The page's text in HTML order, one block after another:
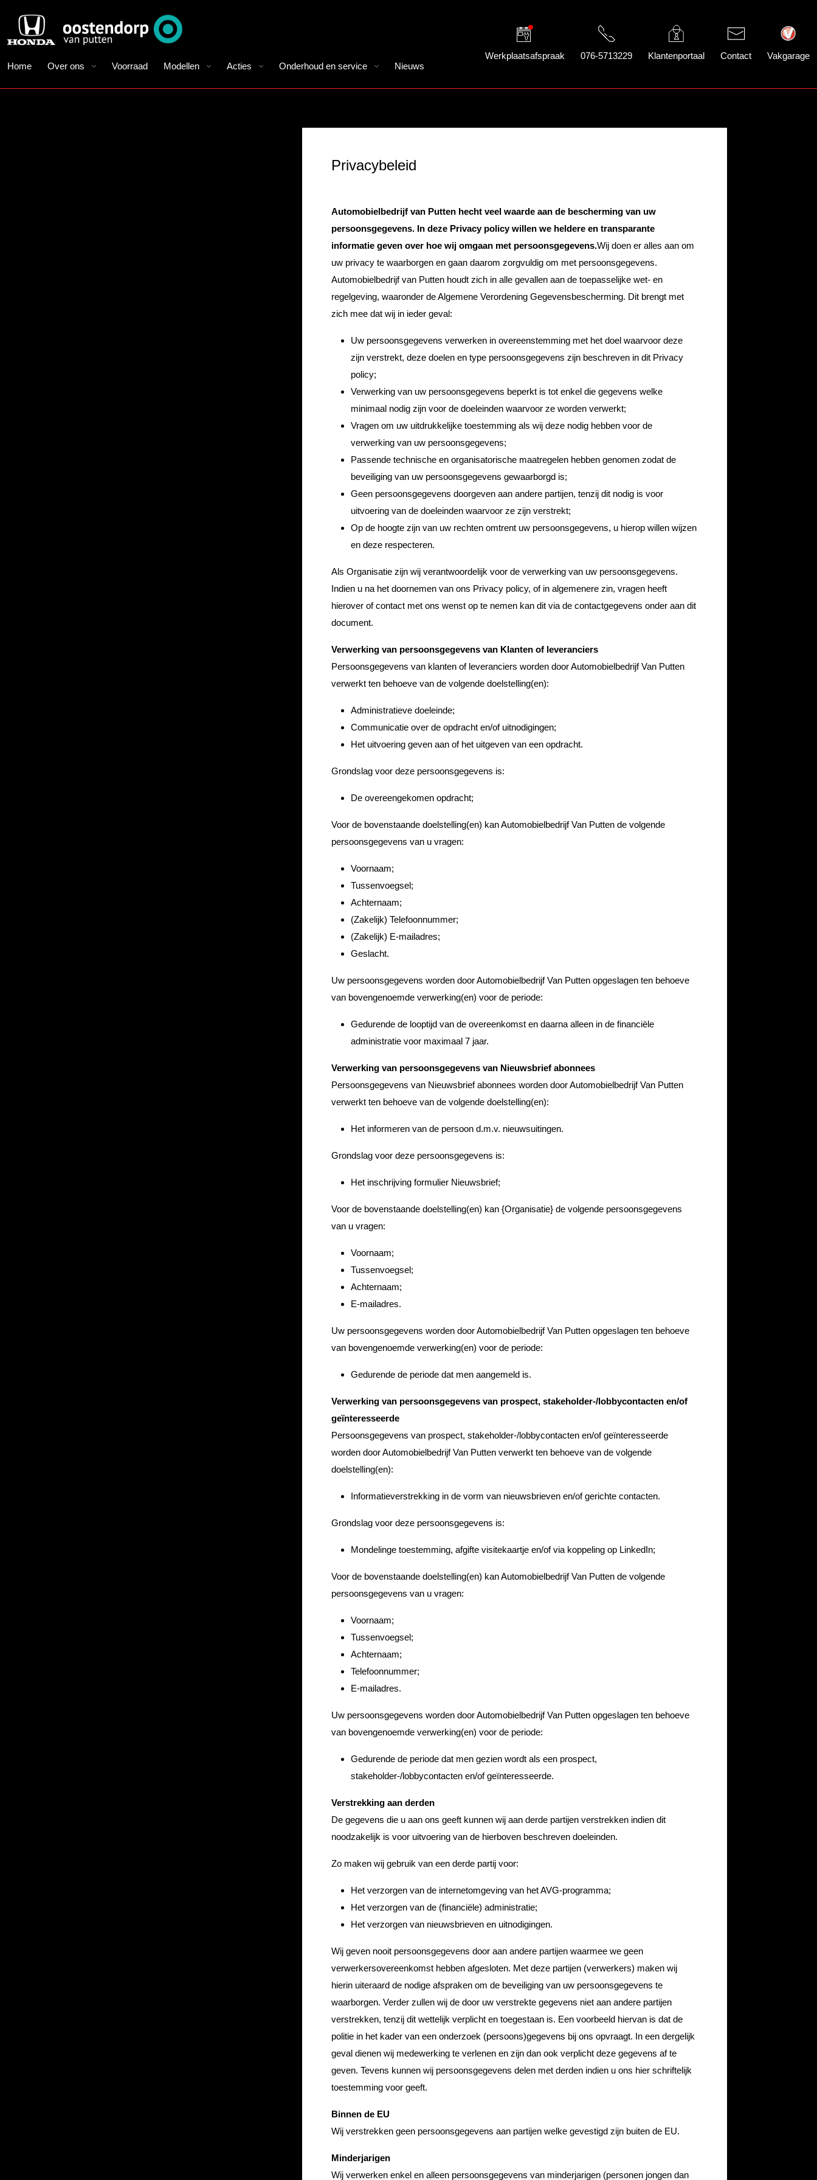
Home Over ons Voorraad Modellen Acties Onderhoud en service Nieuws
Werkplaatsafspraak 076-5713229 Klantenportaal Contact Vakgarage
Privacybeleid
Automobielbedrijf van Putten hecht veel waarde aan de bescherming van uw
persoonsgegevens. In deze Privacy policy willen we heldere en transparante
informatie geven over hoe wij omgaan met persoonsgegevens.Wij doen er alles aan om
uw privacy te waarborgen en gaan daarom zorgvuldig om met persoonsgegevens.
Automobielbedrijf van Putten houdt zich in alle gevallen aan de toepasselijke wet- en
regelgeving, waaronder de Algemene Verordening Gegevensbescherming. Dit brengt met
zich mee dat wij in ieder geval:
Uw persoonsgegevens verwerken in overeenstemming met het doel waarvoor deze
zijn verstrekt, deze doelen en type persoonsgegevens zijn beschreven in dit Privacy
policy;
Verwerking van uw persoonsgegevens beperkt is tot enkel die gegevens welke
minimaal nodig zijn voor de doeleinden waarvoor ze worden verwerkt;
Vragen om uw uitdrukkelijke toestemming als wij deze nodig hebben voor de
verwerking van uw persoonsgegevens;
Passende technische en organisatorische maatregelen hebben genomen zodat de
beveiliging van uw persoonsgegevens gewaarborgd is;
Geen persoonsgegevens doorgeven aan andere partijen, tenzij dit nodig is voor
uitvoering van de doeleinden waarvoor ze zijn verstrekt;
Op de hoogte zijn van uw rechten omtrent uw persoonsgegevens, u hierop willen wijzen
en deze respecteren.
Als Organisatie zijn wij verantwoordelijk voor de verwerking van uw persoonsgegevens.
Indien u na het doornemen van ons Privacy policy, of in algemenere zin, vragen heeft
hierover of contact met ons wenst op te nemen kan dit via de contactgegevens onder aan dit
document.
Verwerking van persoonsgegevens van Klanten of leveranciers
Persoonsgegevens van klanten of leveranciers worden door Automobielbedrijf Van Putten
verwerkt ten behoeve van de volgende doelstelling(en):
Administratieve doeleinde;
Communicatie over de opdracht en/of uitnodigingen;
Het uitvoering geven aan of het uitgeven van een opdracht.
Grondslag voor deze persoonsgegevens is:
De overeengekomen opdracht;
Voor de bovenstaande doelstelling(en) kan Automobielbedrijf Van Putten de volgende
persoonsgegevens van u vragen:
Voornaam;
Tussenvoegsel;
Achternaam;
(Zakelijk) Telefoonnummer;
(Zakelijk) E-mailadres;
Geslacht.
Uw persoonsgegevens worden door Automobielbedrijf Van Putten opgeslagen ten behoeve
van bovengenoemde verwerking(en) voor de periode:
Gedurende de looptijd van de overeenkomst en daarna alleen in de financiële
administratie voor maximaal 7 jaar.
Verwerking van persoonsgegevens van Nieuwsbrief abonnees
Persoonsgegevens van Nieuwsbrief abonnees worden door Automobielbedrijf Van Putten
verwerkt ten behoeve van de volgende doelstelling(en):
Het informeren van de persoon d.m.v. nieuwsuitingen.
Grondslag voor deze persoonsgegevens is:
Het inschrijving formulier Nieuwsbrief;
Voor de bovenstaande doelstelling(en) kan {Organisatie} de volgende persoonsgegevens
van u vragen:
Voornaam;
Tussenvoegsel;
Achternaam;
E-mailadres.
Uw persoonsgegevens worden door Automobielbedrijf Van Putten opgeslagen ten behoeve
van bovengenoemde verwerking(en) voor de periode:
Gedurende de periode dat men aangemeld is.
Verwerking van persoonsgegevens van prospect, stakeholder-/lobbycontacten en/of
geïnteresseerde
Persoonsgegevens van prospect, stakeholder-/lobbycontacten en/of geïnteresseerde
worden door Automobielbedrijf Van Putten verwerkt ten behoeve van de volgende
doelstelling(en):
Informatieverstrekking in de vorm van nieuwsbrieven en/of gerichte contacten.
Grondslag voor deze persoonsgegevens is:
Mondelinge toestemming, afgifte visitekaartje en/of via koppeling op LinkedIn;
Voor de bovenstaande doelstelling(en) kan Automobielbedrijf Van Putten de volgende
persoonsgegevens van u vragen:
Voornaam;
Tussenvoegsel;
Achternaam;
Telefoonnummer;
E-mailadres.
Uw persoonsgegevens worden door Automobielbedrijf Van Putten opgeslagen ten behoeve
van bovengenoemde verwerking(en) voor de periode:
Gedurende de periode dat men gezien wordt als een prospect,
stakeholder-/lobbycontacten en/of geïnteresseerde.
Verstrekking aan derden
De gegevens die u aan ons geeft kunnen wij aan derde partijen verstrekken indien dit
noodzakelijk is voor uitvoering van de hierboven beschreven doeleinden.
Zo maken wij gebruik van een derde partij voor:
Het verzorgen van de internetomgeving van het AVG-programma;
Het verzorgen van de (financiële) administratie;
Het verzorgen van nieuwsbrieven en uitnodigingen.
Wij geven nooit persoonsgegevens door aan andere partijen waarmee we geen
verwerkersovereenkomst hebben afgesloten. Met deze partijen (verwerkers) maken wij
hierin uiteraard de nodige afspraken om de beveiliging van uw persoonsgegevens te
waarborgen. Verder zullen wij de door uw verstrekte gegevens niet aan andere partijen
verstrekken, tenzij dit wettelijk verplicht en toegestaan is. Een voorbeeld hiervan is dat de
politie in het kader van een onderzoek (persoons)gegevens bij ons opvraagt. In een dergelijk
geval dienen wij medewerking te verlenen en zijn dan ook verplicht deze gegevens af te
geven. Tevens kunnen wij persoonsgegevens delen met derden indien u ons hier schriftelijk
toestemming voor geeft.
Binnen de EU
Wij verstrekken geen persoonsgegevens aan partijen welke gevestigd zijn buiten de EU.
Minderjarigen
Wij verwerken enkel en alleen persoonsgegevens van minderjarigen (personen jongen dan